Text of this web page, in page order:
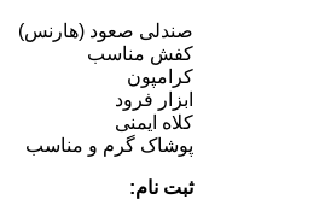
صندلی صعود (هارنس)
کفش مناسب
کرامپون
ابزار فرود
کلاه ایمنی
پوشاک گرم و مناسب
ثبت نام: